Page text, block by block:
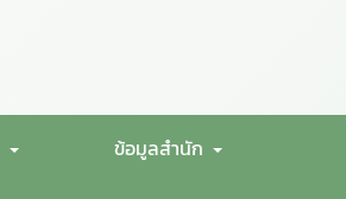
ข้อมูลสำนัก